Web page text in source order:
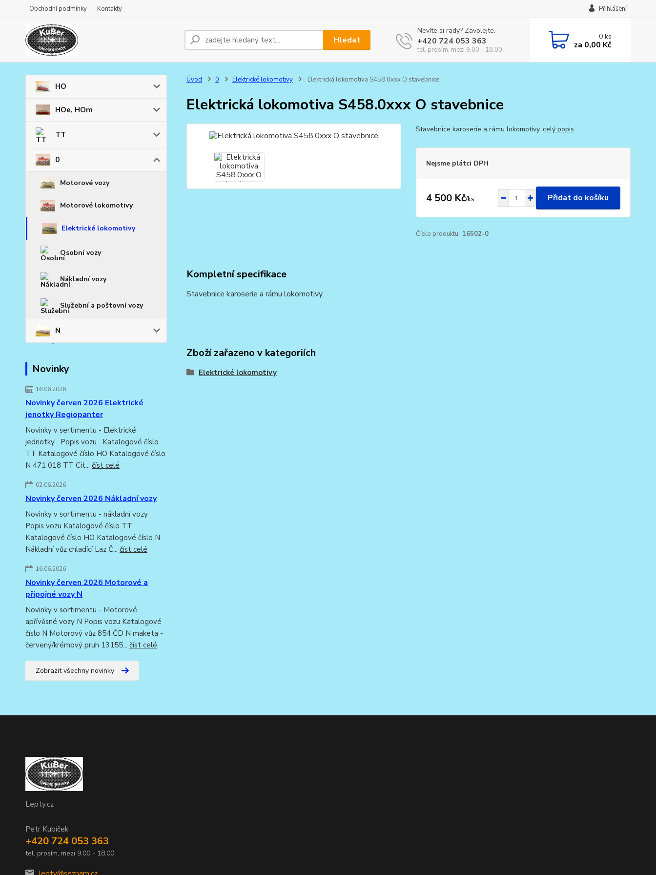
Obchodní podmínky Kontakty Přihlášení
Hledat
Nevíte si rady? Zavolejte.
+420 724 053 363
tel. prosím, mezi 9.00 - 18.00
0ks
za 0,00 Kč
HO
HOe, HOm
TT
0
Motorové vozy
Motorové lokomotivy
Elektrické lokomotivy
Osobní vozy
Nákladní vozy
Služební a poštovní vozy
N
Novinky
16.06.2026
Novinky červen 2026 Elektrické
jenotky Regiopanter
Novinky v sertimentu - Elektrické
jednotky Popis vozu Katalogové číslo
TT Katalogové číslo HO Katalogové číslo
N 471 018 TT Cit... číst celé
02.06.2026
Novinky červen 2026 Nákladní vozy
Novinky v sortimentu - nákladní vozy
Popis vozu Katalogové číslo TT
Katalogové číslo HO Katalogové číslo N
Nákladní vůz chladící Laz Č... číst celé
16.06.2026
Novinky červen 2026 Motorové a
přípojné vozy N
Novinky v sortimentu - Motorové
apřívěsné vozy N Popis vozu Katalogové
číslo N Motorový vůz 854 ČD N maketa -
červený/krémový pruh 13155... číst celé
Zobrazit všechny novinky
Úvod 0 Elektrické lokomotivy Elektrická lokomotiva S458.0xxx O stavebnice
Elektrická lokomotiva S458.0xxx O stavebnice
Stavebnice karoserie a rámu lokomotivy. celý popis
Nejsme plátci DPH
4 500 Kč/ks Přidat do košíku
Číslo produktu: 16502-0
Kompletní specifikace
Stavebnice karoserie a rámu lokomotivy.
Zboží zařazeno v kategoriích
Elektrické lokomotivy
Lepty.cz
Petr Kubíček
+420 724 053 363
tel. prosím, mezi 9.00 - 18.00